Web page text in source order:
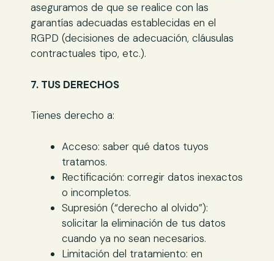
aseguramos de que se realice con las
garantías adecuadas establecidas en el
RGPD (decisiones de adecuación, cláusulas
contractuales tipo, etc.).
7. TUS DERECHOS
Tienes derecho a:
Acceso: saber qué datos tuyos
tratamos.
Rectificación: corregir datos inexactos
o incompletos.
Supresión (“derecho al olvido”):
solicitar la eliminación de tus datos
cuando ya no sean necesarios.
Limitación del tratamiento: en